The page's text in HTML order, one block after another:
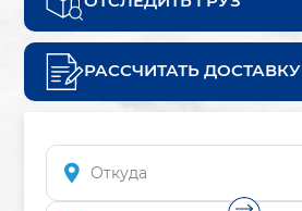
РАССЧИТАТЬ ДОСТАВКУ